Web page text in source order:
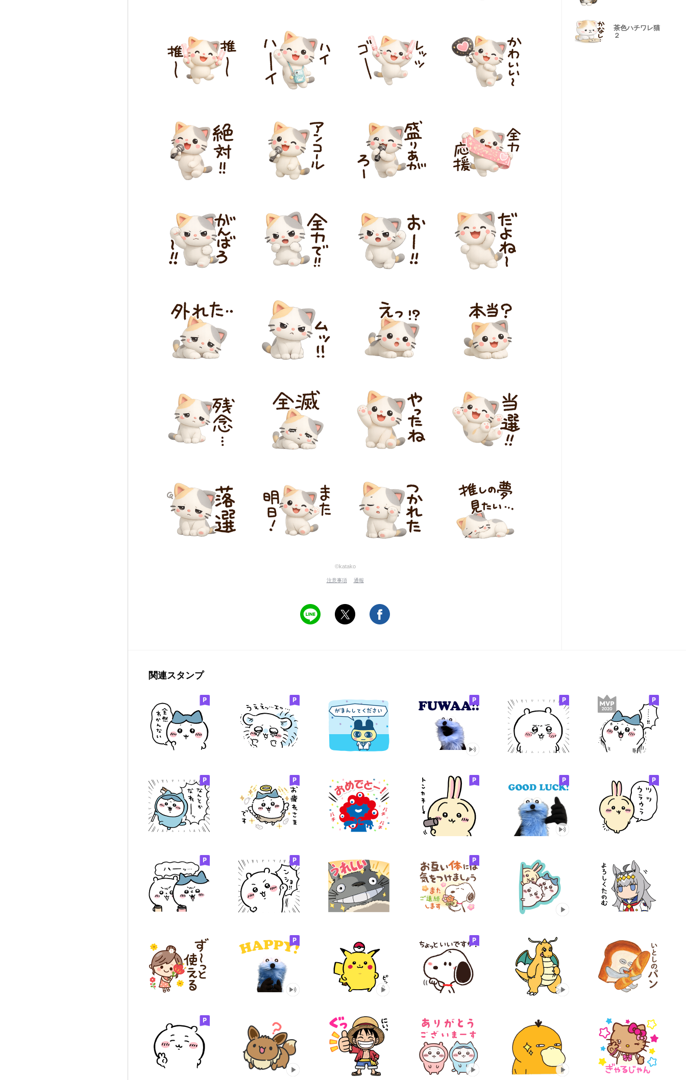
©katako
注意事項 通報
茶色ハチワレ猫
２
関連スタンプ